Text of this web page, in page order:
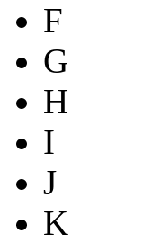
F
G
H
I
J
K